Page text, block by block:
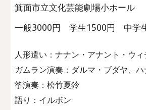
箕面市立文化芸能劇場小ホール
一般3000円 学生1500円 中学
人形遣い：ナナン・アナント・ウィ
ガムラン演奏：ダルマ・ブダヤ、ハ
筝演奏：松竹夏鈴
語り：イルボン